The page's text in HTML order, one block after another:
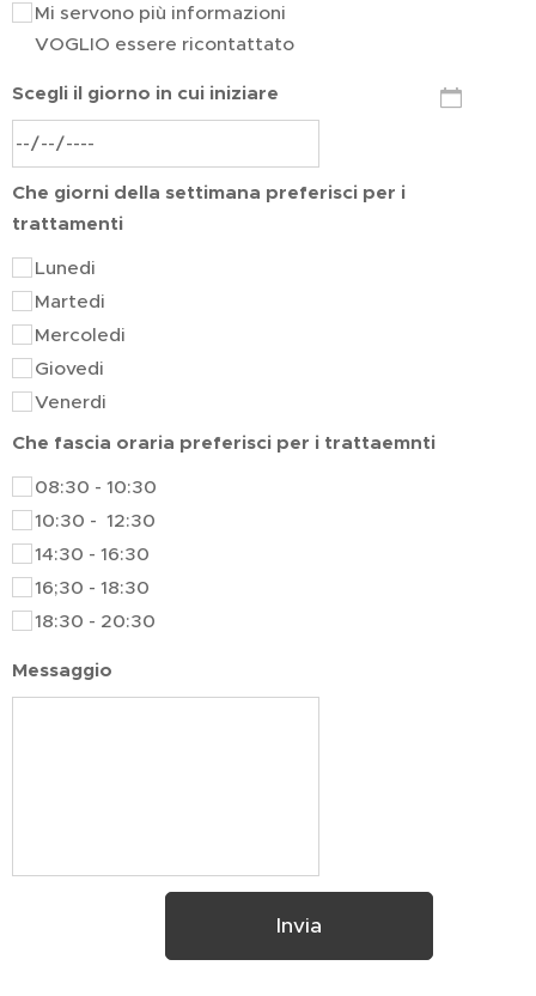
Mi servono più informazioni
VOGLIO essere ricontattato
Scegli il giorno in cui iniziare
Che giorni della settimana preferisci per i
trattamenti
Lunedi
Martedi
Mercoledi
Giovedi
Venerdi
Che fascia oraria preferisci per i trattaemnti
08:30 - 10:30
10:30 - 12:30
14:30 - 16:30
16;30 - 18:30
18:30 - 20:30
Messaggio
Invia